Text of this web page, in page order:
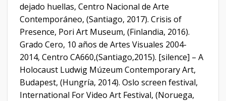
dejado huellas, Centro Nacional de Arte
Contemporáneo, (Santiago, 2017). Crisis of
Presence, Pori Art Museum, (Finlandia, 2016).
Grado Cero, 10 años de Artes Visuales 2004-
2014, Centro CA660,(Santiago,2015). [silence] – A
Holocaust Ludwig Múzeum Contemporary Art,
Budapest, (Hungría, 2014). Oslo screen festival,
International For Video Art Festival, (Noruega,